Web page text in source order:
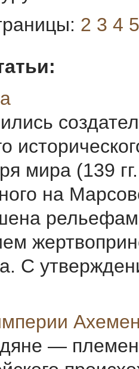
2 3 4 5
мира (139
на
С
—